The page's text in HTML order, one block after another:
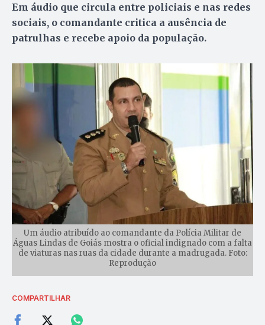
Em áudio que circula entre policiais e nas redes
sociais, o comandante critica a ausência de
patrulhas e recebe apoio da população.
Um áudio atribuído ao comandante da Polícia Militar de
Águas Lindas de Goiás mostra o oficial indignado com a falta
de viaturas nas ruas da cidade durante a madrugada. Foto:
Reprodução
COMPARTILHAR